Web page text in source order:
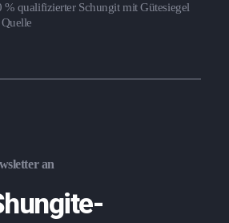
% qualifizierter Schungit mit Gütesiegel
an